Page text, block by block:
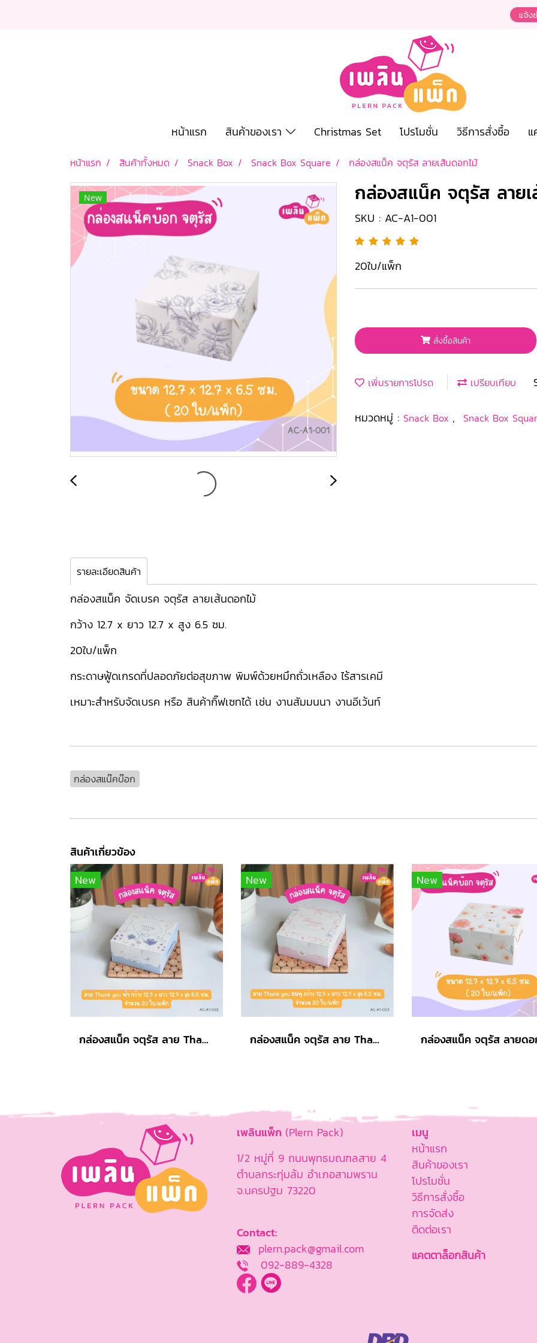
หน้าแรก สินค้าของเรา Christmas Set โปรโมชั่น วิธีการสั่งซื้อ
หน้าแรก สินค้าทั้งหมด Snack Box Snack Box Square กล่องสแน็ค จตุรัส ลายเส้นดอกไม้
New กล่องสแน็ค จตุรัส ลาย
SKU : AC-A1-001
20ใบ/แพ็ก
สั่งซื้อสินค้า
เพิ่มรายการโปรด เปรียบเทียบ
หมวดหมู่ : Snack Box , Snack Box
รายละเอียดสินค้า
กล่องสแน็ค จัดเบรค จตุรัส ลายเส้นดอกไม้
กว้าง 12.7 x ยาว 12.7 x สูง 6.5 ซม.
20ใบ/แพ็ก
กระดาษฟู้ดเกรดที่ปลอดภัยต่อสุขภาพ พิมพ์ด้วยหมึกถั่วเหลือง ไร้สารเคมี
เหมาะสำหรับจัดเบรค หรือ สินค้ากิ๊ฟเซทได้ เช่น งานสัมมนนา งานอีเว้นท์
กล่องสแน๊คบ๊อก
สินค้าเกี่ยวข้อง
New
กล่องสแน็ค จตุรัส ลาย Thank you ฟ้า
New
กล่องสแน็ค จตุรัส ลาย Thank you ชมพู
New
เพลินแพ็ก (Plern Pack)
1/2 หมู่ที่ 9 ถนนพุทธมณฑลสาย 4
ตำบลกระทุ่มล้ม อำเภอสามพราน
จ.นครปฐม 73220
Contact:
plern.pack@gmail.com
092-889-4328
เมนู
หน้าแรก
สินค้าของเรา
โปรโมชั่น
วิธีการสั่งซื้อ
การจัดส่ง
ติดต่อเรา
แคตตาล็อกสินค้า